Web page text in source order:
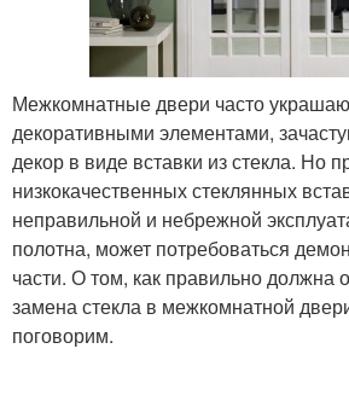
Межкомнатные двери часто
декоративными элементами,
декор в виде вставки из стекла. Но
низкокачественных стеклянных
неправильной и небрежной
полотна, может потребоваться
части. О том, как правильно должна
замена стекла в межкомнатной
поговорим.